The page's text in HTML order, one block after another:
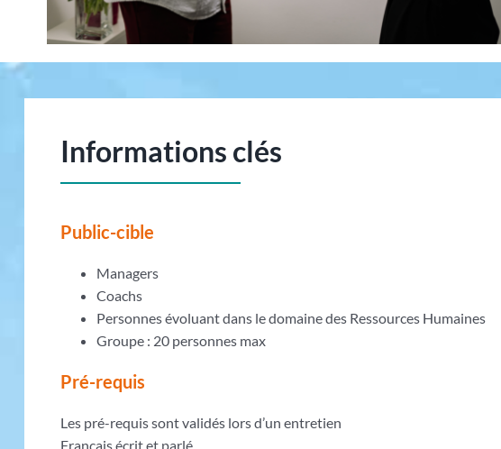
Informations clés
Public-cible
Managers
Coachs
Personnes évoluant dans le domaine des Ressources Humaines
Groupe : 20 personnes max
Pré-requis
Les pré-requis sont validés lors d’un entretien
Français écrit et parlé